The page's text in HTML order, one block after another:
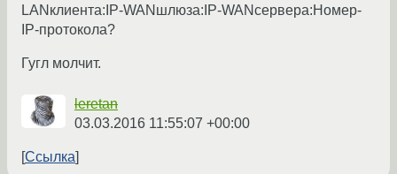
LANклиента:IP-WANшлюза:IP-WANсервера:Номер-
IP-протокола?
Гугл молчит.
leretan
03.03.2016 11:55:07 +00:00
Ссылка